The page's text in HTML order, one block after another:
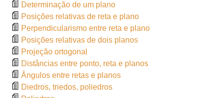
Determinação de um plano
Posições relativas de reta e plano
Perpendicularismo entre reta e plano
Posições relativas de dois planos
Projeção ortogonal
Distâncias entre ponto, reta e planos
Ângulos entre retas e planos
Diedros, triedos, poliedros